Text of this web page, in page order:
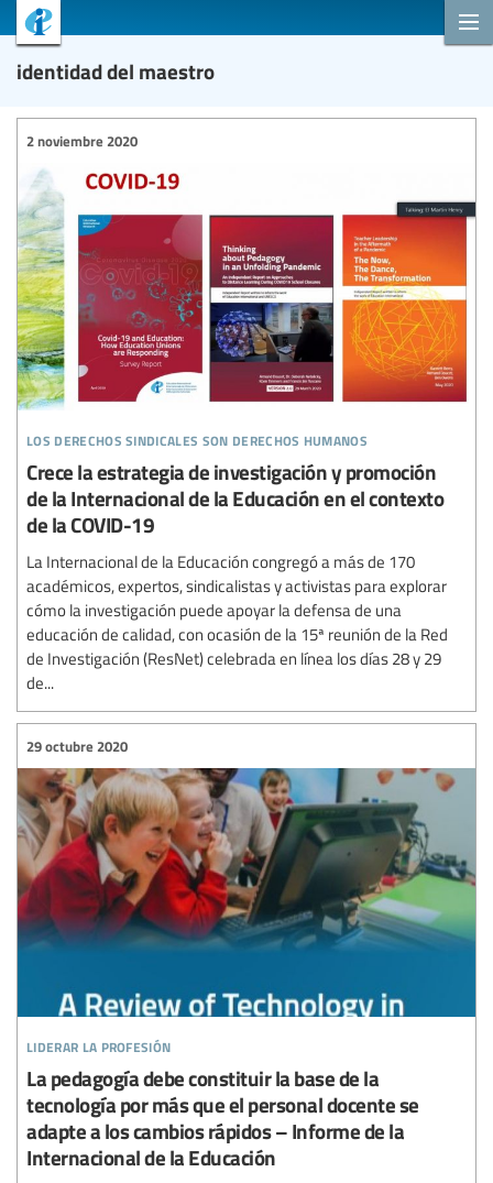
identidad del maestro
los derechos sindicales son derechos humanos
2 noviembre 2020
Crece la estrategia de investigación y promoción
de la Internacional de la Educación en el contexto
de la COVID-19
La Internacional de la Educación congregó a más de 170
académicos, expertos, sindicalistas y activistas para explorar
cómo la investigación puede apoyar la defensa de una
educación de calidad, con ocasión de la 15ª reunión de la Red
de Investigación (ResNet) celebrada en línea los días 28 y 29
de...
liderar la profesión
29 octubre 2020
La pedagogía debe constituir la base de la
tecnología por más que el personal docente se
adapte a los cambios rápidos – Informe de la
Internacional de la Educación